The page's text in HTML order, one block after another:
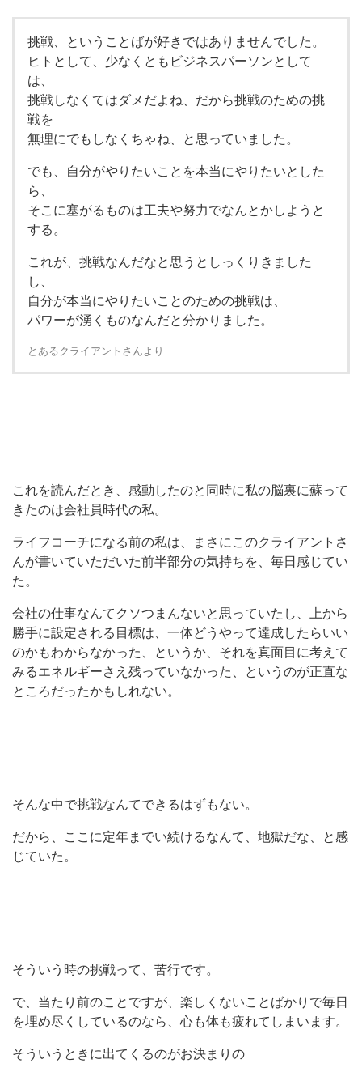
挑戦、ということばが好きではありませんでした。
ヒトとして、少なくともビジネスパーソンとして
は、
挑戦しなくてはダメだよね、だから挑戦のための挑
戦を
無理にでもしなくちゃね、と思っていました。
でも、自分がやりたいことを本当にやりたいとした
ら、
そこに塞がるものは工夫や努力でなんとかしようと
する。
これが、挑戦なんだなと思うとしっくりきました
し、
自分が本当にやりたいことのための挑戦は、
パワーが湧くものなんだと分かりました。
とあるクライアントさんより
これを読んだとき、感動したのと同時に私の脳裏に蘇って
きたのは会社員時代の私。
ライフコーチになる前の私は、まさにこのクライアントさ
んが書いていただいた前半部分の気持ちを、毎日感じてい
た。
会社の仕事なんてクソつまんないと思っていたし、上から
勝手に設定される目標は、一体どうやって達成したらいい
のかもわからなかった、というか、それを真面目に考えて
みるエネルギーさえ残っていなかった、というのが正直な
ところだったかもしれない。
そんな中で挑戦なんてできるはずもない。
だから、ここに定年までい続けるなんて、地獄だな、と感
じていた。
そういう時の挑戦って、苦行です。
で、当たり前のことですが、楽しくないことばかりで毎日
を埋め尽くしているのなら、心も体も疲れてしまいます。
そういうときに出てくるのがお決まりの